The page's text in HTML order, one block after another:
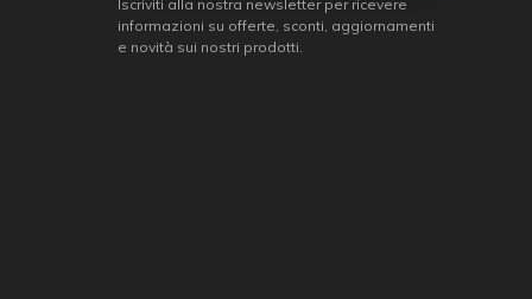
Iscriviti alla nostra newsletter per ricevere
informazioni su offerte, sconti, aggiornamenti
e novità sui nostri prodotti.